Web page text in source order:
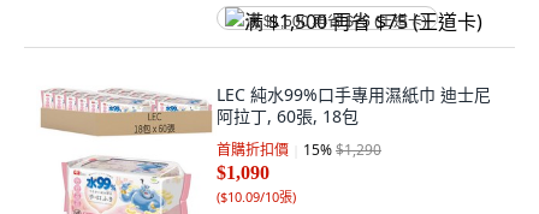
满 $1,500 再省 $75 (王道卡)
LEC 純水99%口手專用濕紙巾 迪士尼
阿拉丁, 60張, 18包
首購折扣價 15%$1,290
$1,090
($10.09/10張)